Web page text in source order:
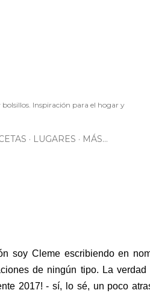
bolsillos. Inspiración para el hogar y
LUGARES MÁS…
soy Cleme escribiendo en
de ningún tipo. La
2017! - sí, lo sé, un poco